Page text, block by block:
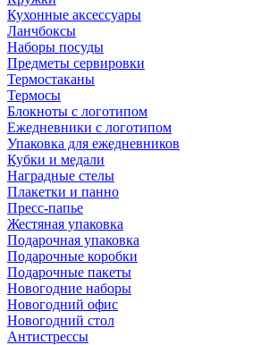
Кухонные аксессуары
Ланчбоксы
Наборы посуды
Предметы сервировки
Термостаканы
Термосы
Блокноты с логотипом
Ежедневники с логотипом
Упаковка для ежедневников
Кубки и медали
Наградные стелы
Плакетки и панно
Пресс-папье
Жестяная упаковка
Подарочная упаковка
Подарочные коробки
Подарочные пакеты
Новогодние наборы
Новогодний офис
Новогодний стол
Антистрессы